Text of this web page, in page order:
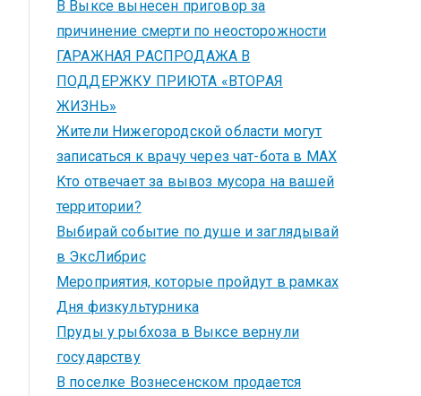
В Выксе вынесен приговор за
причинение смерти по неосторожности
ГАРАЖНАЯ РАСПРОДАЖА В
ПОДДЕРЖКУ ПРИЮТА «ВТОРАЯ
ЖИЗНЬ»
Жители Нижегородской области могут
записаться к врачу через чат-бота в MAX
Кто отвечает за вывоз мусора на вашей
территории?
Выбирай событие по душе и заглядывай
в ЭксЛибрис
Мероприятия, которые пройдут в рамках
Дня физкультурника
Пруды у рыбхоза в Выксе вернули
государству
В поселке Вознесенском продается